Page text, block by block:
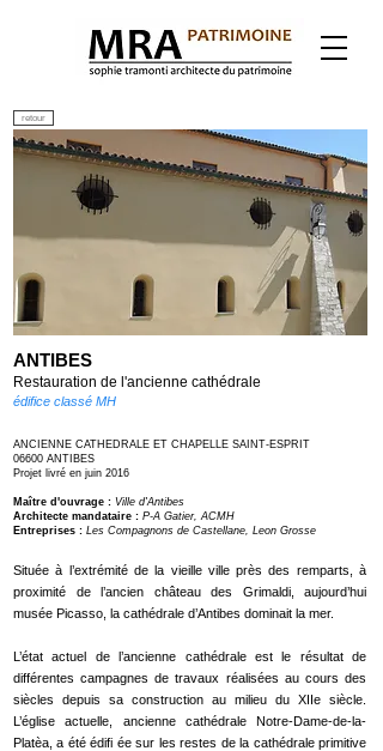
retour
ANTIBES
Restauration de l'ancienne cathédrale
édifice classé MH
ANCIENNE CATHEDRALE ET CHAPELLE SAINT-ESPRIT
06600 ANTIBES
Projet livré en juin 2016
Maître d'ouvrage : Ville d'Antibes
Architecte mandataire : P-A Gatier, ACMH
Entreprises : Les Compagnons de Castellane, Leon Grosse
Située à l’extrémité de la vieille ville près des remparts, à
proximité de l’ancien château des Grimaldi, aujourd’hui
musée Picasso, la cathédrale d’Antibes dominait la mer.
L’état actuel de l’ancienne cathédrale est le résultat de
différentes campagnes de travaux réalisées au cours des
siècles depuis sa construction au milieu du XIIe siècle.
L’église actuelle, ancienne cathédrale Notre-Dame-de-la-
Platèa, a été édifi ée sur les restes de la cathédrale primitive